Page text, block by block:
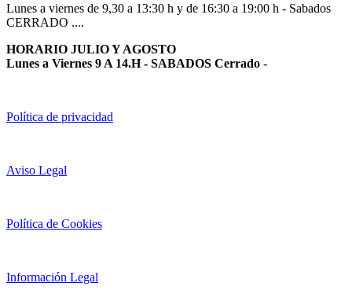
Lunes a viernes de 9,30 a 13:30 h y de 16:30 a 19:00 h - Sabados
CERRADO ....
HORARIO JULIO Y AGOSTO
Lunes a Viernes 9 A 14.H - SABADOS Cerrado -
Política de privacidad
Aviso Legal
Política de Cookies
Información Legal